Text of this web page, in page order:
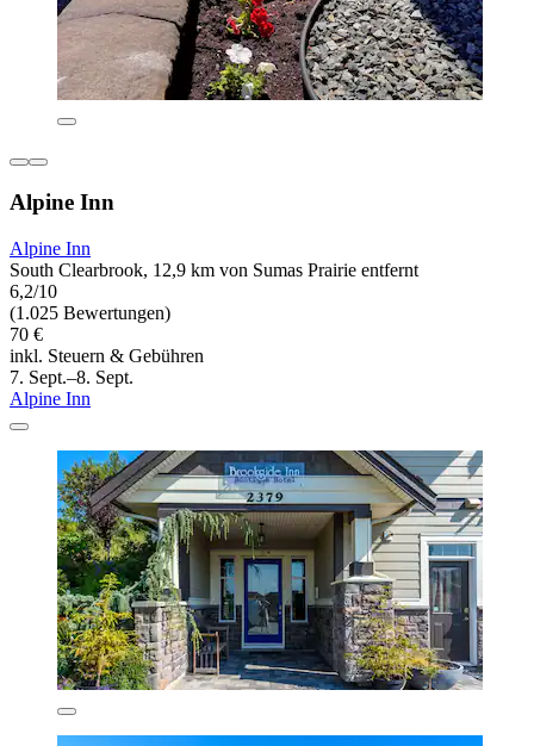
Alpine Inn
Alpine Inn
South Clearbrook, 12,9 km von Sumas Prairie entfernt
6,2/10
(1.025 Bewertungen)
70 €
inkl. Steuern & Gebühren
7. Sept.–8. Sept.
Alpine Inn